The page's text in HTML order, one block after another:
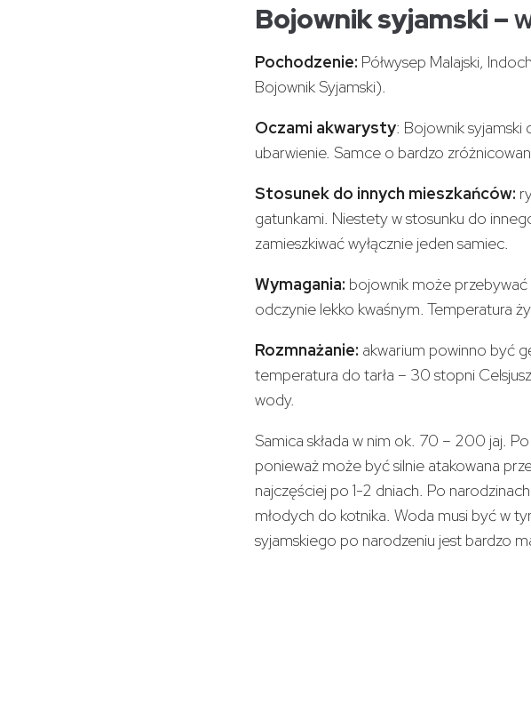
Bojownik syjamski –
Pochodzenie: Półwysep Malajski,
Bojownik Syjamski).
Oczami akwarysty: Bojownik
ubarwienie. Samce o bardzo
Stosunek do innych mieszkańców:
gatunkami. Niestety w stosunku do
zamieszkiwać wyłącznie jeden samiec.
Wymagania: bojownik może
odczynie lekko kwaśnym. Temperatura
Rozmnażanie: akwarium powinno być
temperatura do tarła – 30 stopni
wody.
Samica składa w nim ok. 70 – 200 jaj.
ponieważ może być silnie atakowana
najczęściej po 1-2 dniach. Po
młodych do kotnika. Woda musi być w
syjamskiego po narodzeniu jest bardzo